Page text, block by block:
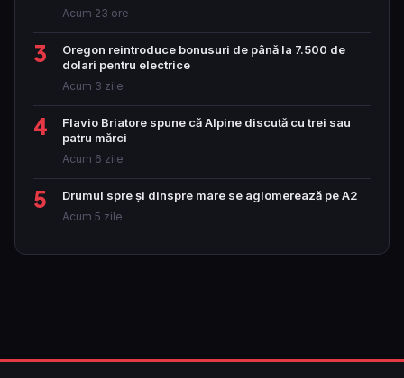
Acum 23 ore
3
Oregon reintroduce bonusuri de până la 7.500 de
dolari pentru electrice
Acum 3 zile
4
Flavio Briatore spune că Alpine discută cu trei sau
patru mărci
Acum 6 zile
5 Drumul spre și dinspre mare se aglomerează pe A2
Acum 5 zile